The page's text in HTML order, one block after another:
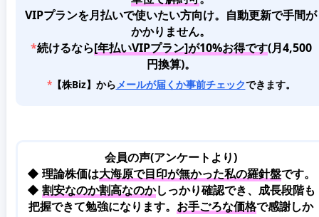
VIPプランを月払いで使いたい方向け。自動更新で手間が
かかりません。
*続けるなら[年払いVIPプラン]が10%お得です(月4,500
円換算)。
*【株Biz】から メールが届くか事前チェックできます。
会員の声(アンケートより)
◆ 理論株価は大海原で目印が無かった私の羅針盤です。
◆ 割安なのか割高なのかしっかり確認でき、成長段階も
把握できて勉強になります。 お手ごろな価格で感謝しか